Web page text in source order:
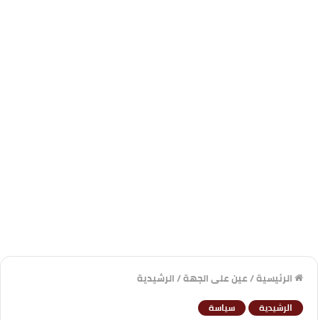
الرئيسية/عين على الجهة/الرشيدية
الرشيدية سياسة